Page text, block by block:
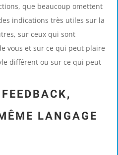
que beaucoup omettent
indications très utiles sur la
sur ceux qui sont
vous et sur ce qui peut plaire
différent ou sur ce qui peut
LANGAGE